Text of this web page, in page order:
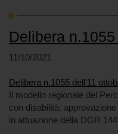
Delibera
11/10/2021
Delibera n.1055 dell'11
Il modello regionale del
con disabilità:
in attuazione della DGR